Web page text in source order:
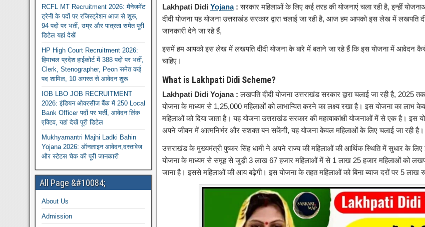
Lakhpati Didi Yojana:सरकार महिलाओं के लिए कई तरह की योजनाएं चला रही है, इन्हीं
दीदी योजना यह योजना उत्तराखंड सरकार द्वारा चलाई जा रही है, आज हम आपको इस लेख में लखपति
जानकारी देने जा रहे हैं,
इसमें हम आपको इस लेख में लखपति दीदी योजना के बारे में बताने जा रहे हैं कि इस योजना में आवेदन
चाहिए।
What is Lakhpati Didi Scheme?
Lakhpati Didi Yojana :लखपति दीदी योजना उत्तराखंड सरकार द्वारा चलाई जा रही है, 2025
योजना के माध्यम से 1,25,000 महिलाओं को लाभान्वित करने का लक्ष्य रखा है। इस योजना का लाभ
महिलाओं को दिया जाता है। यह योजना उत्तराखंड सरकार की महत्वाकांक्षी योजनाओं में से एक है। इस
अपने जीवन में आत्मनिर्भर और सशक्त बन सकेंगी, यह योजना केवल महिलाओं के लिए चलाई जा रही है।
उत्तराखंड के मुख्यमंत्री पुष्कर सिंह धामी ने अपने राज्य की महिलाओं की आर्थिक स्थिति में सुधार के
योजना के माध्यम से समूह से जुड़ी 3 लाख 67 हजार महिलाओं में से 1 लाख 25 हजार महिलाओं को
जाना है। इससे महिलाओं की आय बढ़ेगी। इस योजना के तहत महिलाओं को बिना ब्याज दरों पर 5 लाख
RCFL MT Recruitment 2026: मैनेजमेंट
ट्रेनी के पदों पर रजिस्ट्रेशन आज से शुरू,
94 पदों पर भर्ती, उम्र और पात्रता समेत पूरी
डिटेल यहां देखें
HP High Court Recruitment 2026:
हिमाचल प्रदेश हाईकोर्ट में 388 पदों पर भर्ती,
Clerk, Stenographer, Peon समेत कई
पद शामिल, 10 अगस्त से आवेदन शुरू
IOB LBO JOB RECRUITMENT
2026: इंडियन ओवरसीज बैंक में 250 Local
Bank Officer पदों पर भर्ती, आवेदन लिंक
एक्टिव, यहां देखें पूरी डिटेल
Mukhyamantri Majhi Ladki Bahin
Yojana 2026: ऑनलाइन आवेदन,दस्तावेज
और स्टेटस चेक की पूरी जानकारी
All Page &#10084;
About Us
Admission